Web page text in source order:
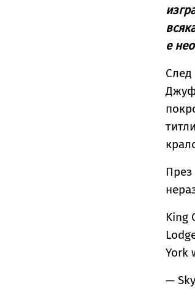
е
След
През
King
York
—